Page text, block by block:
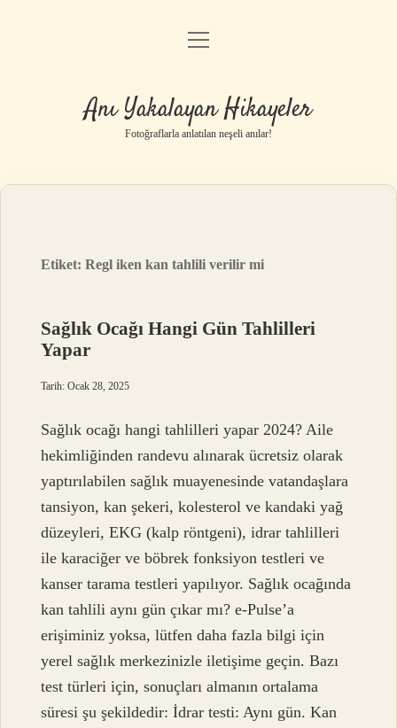
Anasayfa
Yasal Uyarı
menüyü
Anı Yakalayan Hikayeler
Fotoğraflarla anlatılan neşeli anılar!
Etiket:Regl iken kan tahlili verilir mi
Sağlık Ocağı Hangi Gün Tahlilleri
Yapar
Tarih: Ocak 28, 2025
Sağlık ocağı hangi tahlilleri yapar 2024? Aile
hekimliğinden randevu alınarak ücretsiz olarak
yaptırılabilen sağlık muayenesinde vatandaşlara
tansiyon, kan şekeri, kolesterol ve kandaki yağ
düzeyleri, EKG (kalp röntgeni), idrar tahlilleri
ile karaciğer ve böbrek fonksiyon testleri ve
kanser tarama testleri yapılıyor. Sağlık ocağında
kan tahlili aynı gün çıkar mı? e-Pulse’a
erişiminiz yoksa, lütfen daha fazla bilgi için
yerel sağlık merkezinizle iletişime geçin. Bazı
test türleri için, sonuçları almanın ortalama
süresi şu şekildedir: İdrar testi: Aynı gün. Kan